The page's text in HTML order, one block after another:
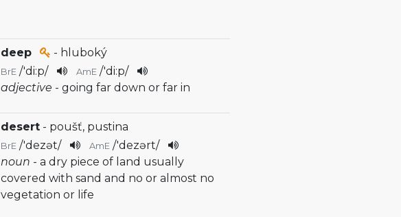
deep - hluboký
BrE /'di:p/ AmE /'di:p/
adjective - going far down or far in
desert - poušť, pustina
BrE /'dezət/ AmE /'dezərt/
noun - a dry piece of land usually
covered with sand and no or almost no
vegetation or life